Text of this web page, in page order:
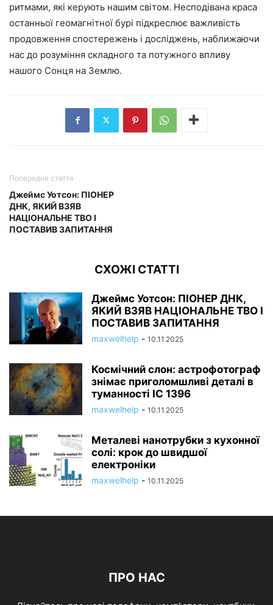
ритмами, які керують нашим світом. Несподівана краса
останньої геомагнітної бурі підкреслює важливість
продовження спостережень і досліджень, наближаючи
нас до розуміння складного та потужного впливу
нашого Сонця на Землю.
Попередня стаття
Джеймс Уотсон: ПІОНЕР
ДНК, ЯКИЙ ВЗЯВ
НАЦІОНАЛЬНЕ ТВО І
ПОСТАВИВ ЗАПИТАННЯ
СХОЖІ СТАТТІ
Джеймс Уотсон: ПІОНЕР ДНК,
ЯКИЙ ВЗЯВ НАЦІОНАЛЬНЕ ТВО І
ПОСТАВИВ ЗАПИТАННЯ
maxwelhelp - 10.11.2025
Космічний слон: астрофотограф
знімає приголомшливі деталі в
туманності IC 1396
maxwelhelp - 10.11.2025
Металеві нанотрубки з кухонної
солі: крок до швидшої
електроніки
maxwelhelp - 10.11.2025
ПРО НАС